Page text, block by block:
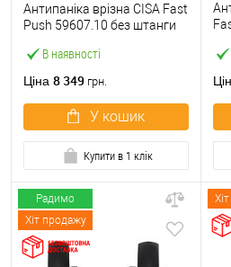
В наявності
Антипаніка врізна CISA Fast
Push 59607.10 без штанги
Ціна 8 349 грн.
У кошик
Купити в 1 клік
Радимо
Хіт продажу